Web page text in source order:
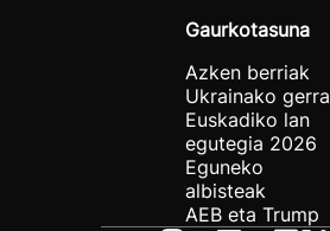
Gaurkotasuna
Azken berriak
Ukrainako gerra
Euskadiko lan
egutegia 2026
Eguneko
albisteak
AEB eta Trump